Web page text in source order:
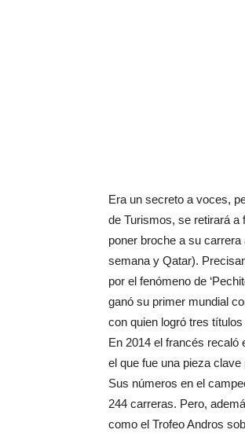
Era un secreto a voces,
de Turismos, se retirará a
poner broche a su
semana y Qatar).
por el fenómeno de
ganó su primer mundial
con quien logró tres
En 2014 el francés recaló
el que fue una pieza
Sus números en el
244 carreras. Pero,
como el Trofeo Andros